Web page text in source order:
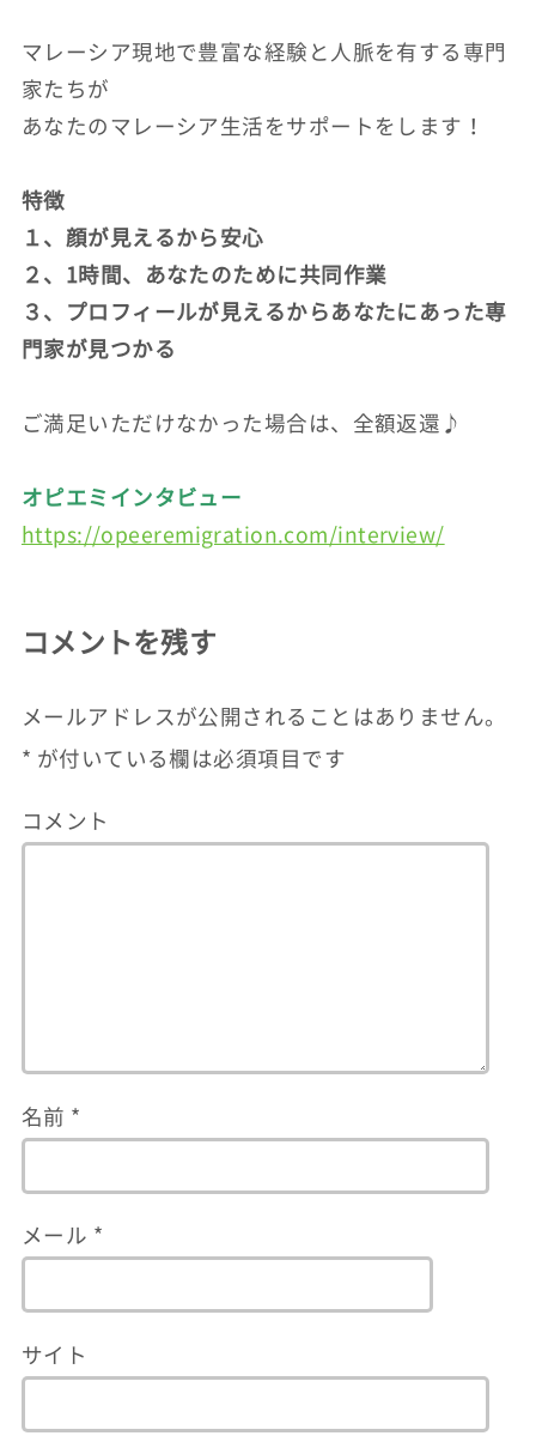
マレーシア現地で豊富な経験と人脈を有する専門
家たちが
あなたのマレーシア生活をサポートをします！
特徴
１、顔が見えるから安心
２、1時間、あなたのために共同作業
３、プロフィールが見えるからあなたにあった専
門家が見つかる
ご満足いただけなかった場合は、全額返還♪
オピエミインタビュー
https://opeeremigration.com/interview/
コメントを残す
メールアドレスが公開されることはありません。
* が付いている欄は必須項目です
コメント
名前 *
メール *
サイト